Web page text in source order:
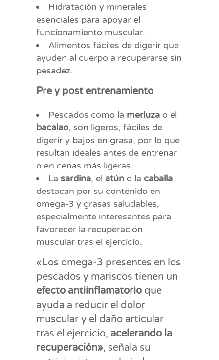
Hidratación y minerales
esenciales para apoyar el
funcionamiento muscular.
Alimentos fáciles de digerir que
ayuden al cuerpo a recuperarse sin
pesadez.
Pre y post entrenamiento
Pescados como la merluza o el
bacalao, son ligeros, fáciles de
digerir y bajos en grasa, por lo que
resultan ideales antes de entrenar
o en cenas más ligeras.
La sardina, el atún o la caballa
destacan por su contenido en
omega-3 y grasas saludables,
especialmente interesantes para
favorecer la recuperación
muscular tras el ejercicio.
«Los omega-3 presentes en los
pescados y mariscos tienen un
efecto antiinflamatorio que
ayuda a reducir el dolor
muscular y el daño articular
tras el ejercicio, acelerando la
recuperación», señala su